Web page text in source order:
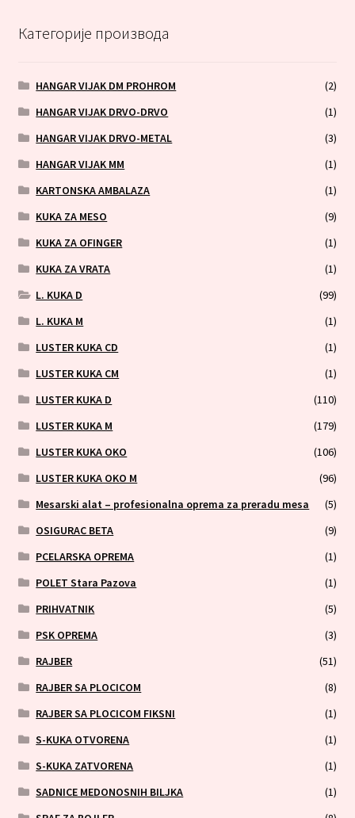
Категорије производа
HANGAR VIJAK DM PROHROM
(2)
HANGAR VIJAK DRVO-DRVO
(1)
HANGAR VIJAK DRVO-METAL
(3)
HANGAR VIJAK MM
(1)
KARTONSKA AMBALAZA
(1)
KUKA ZA MESO
(9)
KUKA ZA OFINGER
(1)
KUKA ZA VRATA
(1)
L. KUKA D
(99)
L. KUKA M
(1)
LUSTER KUKA CD
(1)
LUSTER KUKA CM
(1)
LUSTER KUKA D
(110)
LUSTER KUKA M
(179)
LUSTER KUKA OKO
(106)
LUSTER KUKA OKO M
(96)
Mesarski alat – profesionalna oprema za preradu mesa
(5)
OSIGURAC BETA
(9)
PCELARSKA OPREMA
(1)
POLET Stara Pazova
(1)
PRIHVATNIK
(5)
PSK OPREMA
(3)
RAJBER
(51)
RAJBER SA PLOCICOM
(8)
RAJBER SA PLOCICOM FIKSNI
(1)
S-KUKA OTVORENA
(1)
S-KUKA ZATVORENA
(1)
SADNICE MEDONOSNIH BILJKA
(1)